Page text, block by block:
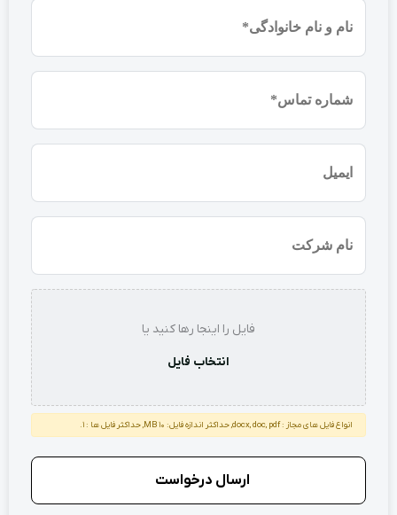
نام
(ضروری)
موبایل
(ضروری)
شرکت
استعلام
فایل را اینجا رها کنید یا
انتخاب فایل
انواع فایل های مجاز : docx, doc, pdf, حداکثر اندازه فایل: 10 MB, حداکثر فایل ها : 1.